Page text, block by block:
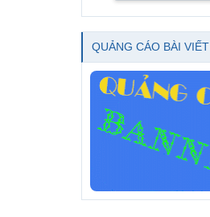
QUẢNG CÁO BÀI VIẾT